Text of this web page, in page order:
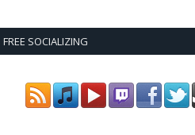
FREE SOCIALIZING